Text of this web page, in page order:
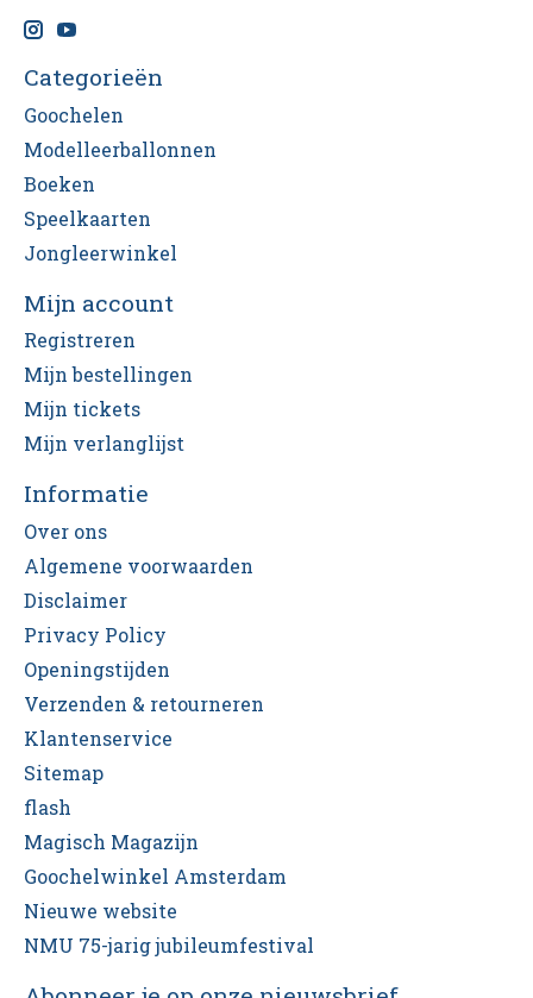
Categorieën
Goochelen
Modelleerballonnen
Boeken
Speelkaarten
Jongleerwinkel
Mijn account
Registreren
Mijn bestellingen
Mijn tickets
Mijn verlanglijst
Informatie
Over ons
Algemene voorwaarden
Disclaimer
Privacy Policy
Openingstijden
Verzenden & retourneren
Klantenservice
Sitemap
flash
Magisch Magazijn
Goochelwinkel Amsterdam
Nieuwe website
NMU 75-jarig jubileumfestival